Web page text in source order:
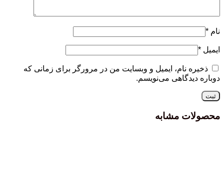
نام *
ایمیل *
ذخیره نام، ایمیل و وبسایت من در مرورگر برای زمانی که
دوباره دیدگاهی می‌نویسم.
محصولات مشابه